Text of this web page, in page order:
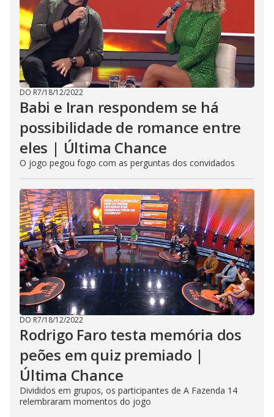
DO R7/18/12/2022
Babi e Iran respondem se há
possibilidade de romance entre
eles | Última Chance
O jogo pegou fogo com as perguntas dos convidados
DO R7/18/12/2022
Rodrigo Faro testa memória dos
peões em quiz premiado |
Última Chance
Divididos em grupos, os participantes de A Fazenda 14
relembraram momentos do jogo